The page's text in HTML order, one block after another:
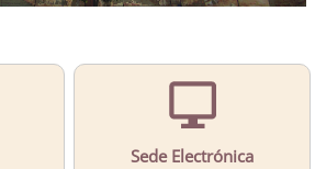
Sede Electrónica